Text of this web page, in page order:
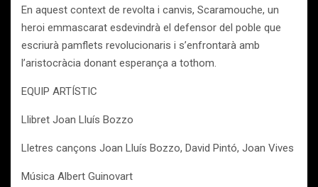
En aquest context de revolta i canvis, Scaramouche, un
heroi emmascarat esdevindrà el defensor del poble que
escriurà pamflets revolucionaris i s’enfrontarà amb
l’aristocràcia donant esperança a tothom.
EQUIP ARTÍSTIC
Llibret Joan Lluís Bozzo
Lletres cançons Joan Lluís Bozzo, David Pintó, Joan Vives
Música Albert Guinovart